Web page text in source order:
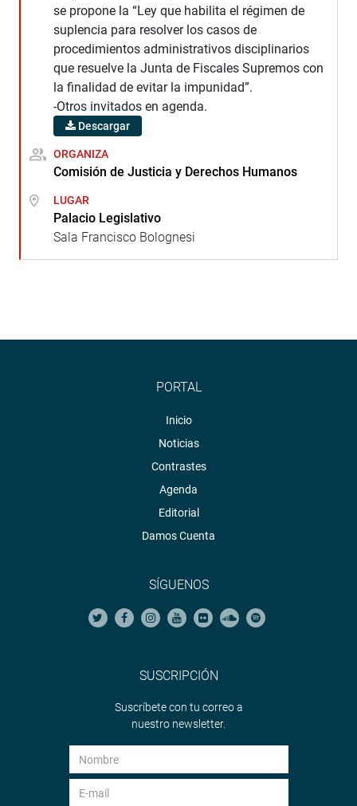
se propone la “Ley que habilita el régimen de
suplencia para resolver los casos de
procedimientos administrativos disciplinarios
que resuelve la Junta de Fiscales Supremos con
la finalidad de evitar la impunidad”.
-Otros invitados en agenda.
Descargar
ORGANIZA
Comisión de Justicia y Derechos Humanos
LUGAR
Palacio Legislativo
Sala Francisco Bolognesi
PORTAL
Inicio
Noticias
Contrastes
Agenda
Editorial
Damos Cuenta
SÍGUENOS
SUSCRIPCIÓN
Suscríbete con tu correo a
nuestro newsletter.